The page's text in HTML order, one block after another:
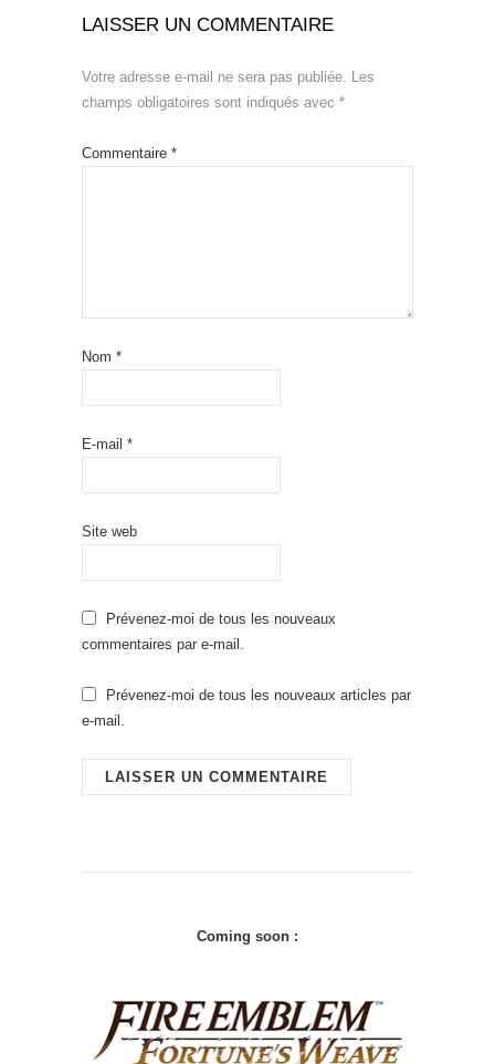
LAISSER UN COMMENTAIRE
Votre adresse e-mail ne sera pas publiée. Les
champs obligatoires sont indiqués avec *
Commentaire *
Nom *
E-mail *
Site web
Prévenez-moi de tous les nouveaux
commentaires par e-mail.
Prévenez-moi de tous les nouveaux articles par
e-mail.
Coming soon :